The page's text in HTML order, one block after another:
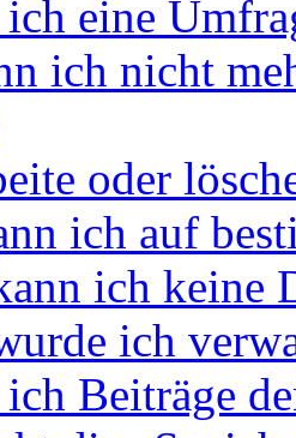
eine
ich nicht
oder
ich auf
ich keine
ich
Beiträge